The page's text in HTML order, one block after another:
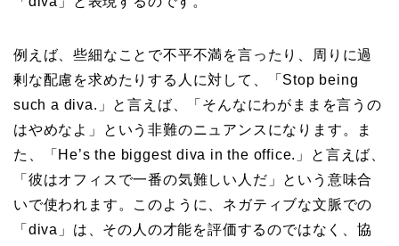
例えば、些細なことで不平不満を言ったり、周りに過
剰な配慮を求めたりする人に対して、「Stop being
such a diva.」と言えば、「そんなにわがままを言うの
はやめなよ」という非難のニュアンスになります。ま
た、「He’s the biggest diva in the office.」と言えば、
「彼はオフィスで一番の気難しい人だ」という意味合
いで使われます。このように、ネガティブな文脈での
「diva」は、その人の才能を評価するのではなく、協